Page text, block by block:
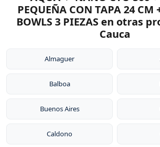
PEQUEÑA CON TAPA 24 CM
BOWLS 3 PIEZAS en otras
Cauca
Almaguer
Balboa
Buenos Aires
Caldono